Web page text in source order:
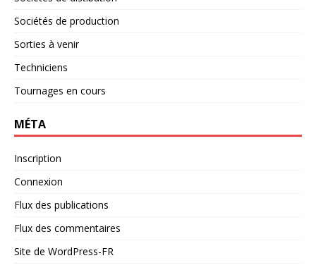
Sociétés de production
Sorties à venir
Techniciens
Tournages en cours
MÉTA
Inscription
Connexion
Flux des publications
Flux des commentaires
Site de WordPress-FR